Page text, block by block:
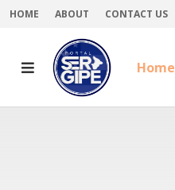
HOME ABOUT CONTACT US
Home